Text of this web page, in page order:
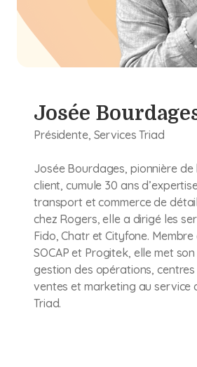
Josée
Présidente, Services Triad
Josée Bourdages, pionnière de
client, cumule 30 ans
transport et commerce de
chez Rogers, elle a dirigé les
Fido, Chatr et Cityfone.
SOCAP et Progitek, elle met
gestion des opérations,
ventes et marketing au service
Triad.